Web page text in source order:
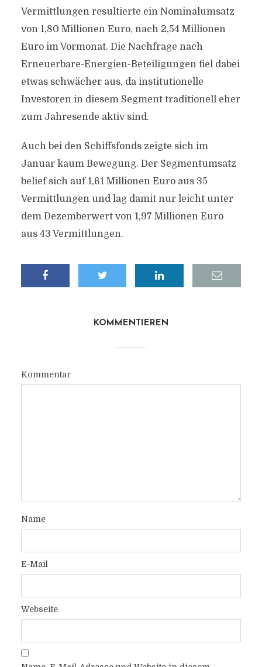
Vermittlungen resultierte ein Nominalumsatz
von 1,80 Millionen Euro, nach 2,54 Millionen
Euro im Vormonat. Die Nachfrage nach
Erneuerbare-Energien-Beteiligungen fiel dabei
etwas schwächer aus, da institutionelle
Investoren in diesem Segment traditionell eher
zum Jahresende aktiv sind.
Auch bei den Schiffsfonds zeigte sich im
Januar kaum Bewegung. Der Segmentumsatz
belief sich auf 1,61 Millionen Euro aus 35
Vermittlungen und lag damit nur leicht unter
dem Dezemberwert von 1,97 Millionen Euro
aus 43 Vermittlungen.
KOMMENTIEREN
Kommentar
Name
E-Mail
Webseite